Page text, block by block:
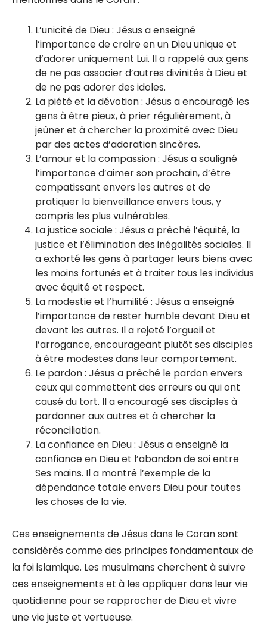
L’unicité de Dieu : Jésus a enseigné
l’importance de croire en un Dieu unique et
d’adorer uniquement Lui. Il a rappelé aux gens
de ne pas associer d’autres divinités à Dieu et
de ne pas adorer des idoles.
La piété et la dévotion : Jésus a encouragé les
gens à être pieux, à prier régulièrement, à
jeûner et à chercher la proximité avec Dieu
par des actes d’adoration sincères.
L’amour et la compassion : Jésus a souligné
l’importance d’aimer son prochain, d’être
compatissant envers les autres et de
pratiquer la bienveillance envers tous, y
compris les plus vulnérables.
La justice sociale : Jésus a prêché l’équité, la
justice et l’élimination des inégalités sociales. Il
a exhorté les gens à partager leurs biens avec
les moins fortunés et à traiter tous les individus
avec équité et respect.
La modestie et l’humilité : Jésus a enseigné
l’importance de rester humble devant Dieu et
devant les autres. Il a rejeté l’orgueil et
l’arrogance, encourageant plutôt ses disciples
à être modestes dans leur comportement.
Le pardon : Jésus a prêché le pardon envers
ceux qui commettent des erreurs ou qui ont
causé du tort. Il a encouragé ses disciples à
pardonner aux autres et à chercher la
réconciliation.
La confiance en Dieu : Jésus a enseigné la
confiance en Dieu et l’abandon de soi entre
Ses mains. Il a montré l’exemple de la
dépendance totale envers Dieu pour toutes
les choses de la vie.
Ces enseignements de Jésus dans le Coran sont
considérés comme des principes fondamentaux de
la foi islamique. Les musulmans cherchent à suivre
ces enseignements et à les appliquer dans leur vie
quotidienne pour se rapprocher de Dieu et vivre
une vie juste et vertueuse.